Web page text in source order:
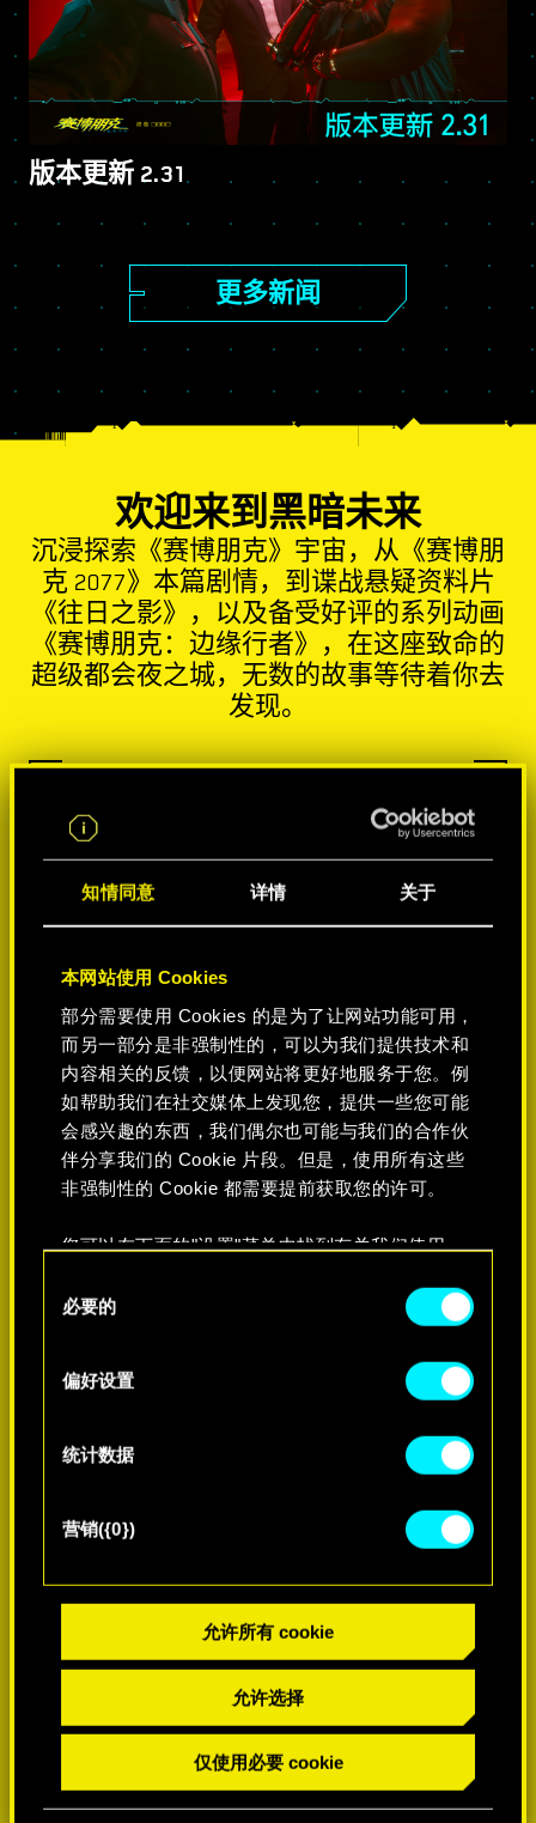
知情同意 详情 关于
本网站使用 Cookies
部分需要使用 Cookies 的是为了让网站功能可用，
而另一部分是非强制性的，可以为我们提供技术和
内容相关的反馈，以便网站将更好地服务于您。例
如帮助我们在社交媒体上发现您，提供一些您可能
会感兴趣的东西，我们偶尔也可能与我们的合作伙
伴分享我们的 Cookie 片段。但是，使用所有这些
非强制性的 Cookie 都需要提前获取您的许可。
您可以在下面的"设置"菜单中找到有关我们使用
好。一旦您了解了其中的内容并准备好继续，请点
必要的
偏好设置
统计数据
营销({0})
允许所有 cookie
允许选择
仅使用必要 cookie
版本更新 2.31
更多新闻
欢迎来到黑暗未来
沉浸探索《赛博朋克》宇宙，从《赛博朋
克 2077》本篇剧情，到谍战悬疑资料片
《往日之影》，以及备受好评的系列动画
《赛博朋克：边缘行者》，在这座致命的
超级都会夜之城，无数的故事等待着你去
发现。